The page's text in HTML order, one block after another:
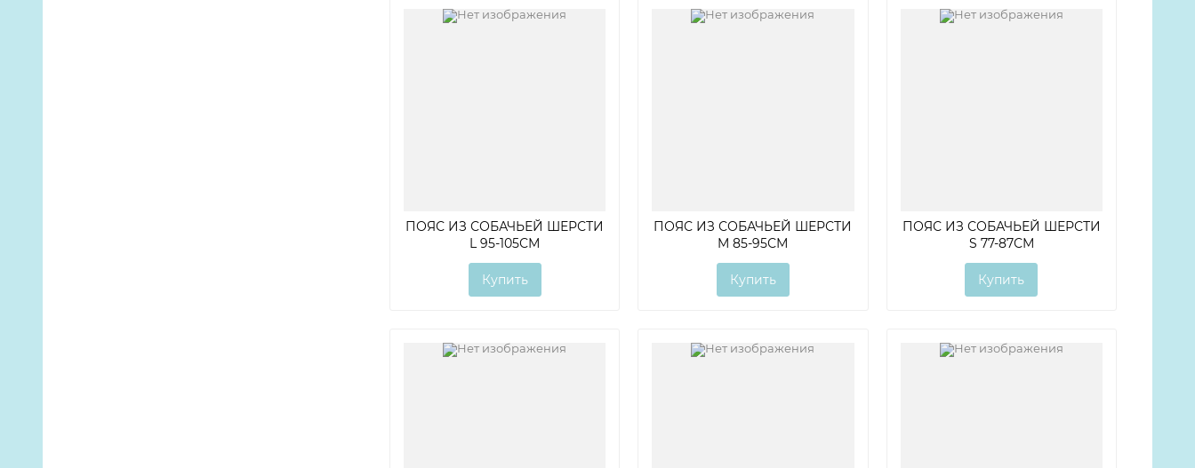
ПОЯС ИЗ СОБАЧЬЕЙ ШЕРСТИ
L 95-105СМ
Купить
ПОЯС ИЗ СОБАЧЬЕЙ ШЕРСТИ
M 85-95СМ
Купить
ПОЯС ИЗ СОБАЧЬЕЙ ШЕРСТИ
S 77-87СМ
Купить